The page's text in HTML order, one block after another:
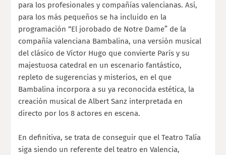
para los profesionales y compañías valencianas. Así,
para los más pequeños se ha incluido en la
programación “El jorobado de Notre Dame” de la
compañía valenciana Bambalina, una versión musical
del clásico de Víctor Hugo que convierte París y su
majestuosa catedral en un escenario fantástico,
repleto de sugerencias y misterios, en el que
Bambalina incorpora a su ya reconocida estética, la
creación musical de Albert Sanz interpretada en
directo por los 8 actores en escena.
En definitiva, se trata de conseguir que el Teatro Talía
siga siendo un referente del teatro en Valencia,